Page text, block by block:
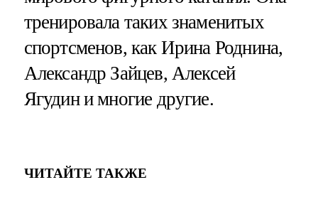
тренировала таких знаменитых
спортсменов, как Ирина Роднина,
Александр Зайцев, Алексей
Ягудин и многие другие.
ЧИТАЙТЕ ТАКЖЕ